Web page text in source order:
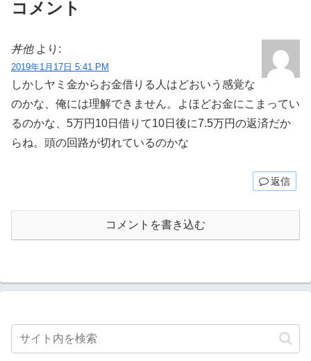
コメント
丼他 より:
2019年1月17日 5:41 PM
しかしヤミ金からお金借りる人はどおいう感覚な
のかな、俺には理解できません。よほどお金にこまってい
るのかな、5万円10日借りて10日後に7.5万円の返済だか
らね。頭の回路が切れているのかな
返信
コメントを書き込む